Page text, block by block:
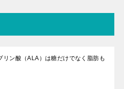
リン酸（ALA）は糖だけでなく脂肪も